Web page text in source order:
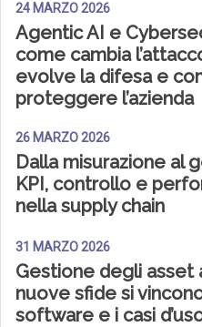
24 MARZO 2026
Agentic AI e
come cambia
evolve la difesa e
proteggere l’azienda
26 MARZO 2026
Dalla misurazione al
KPI, controllo e
nella supply chain
31 MARZO 2026
Gestione degli asset
nuove sfide si
software e i casi